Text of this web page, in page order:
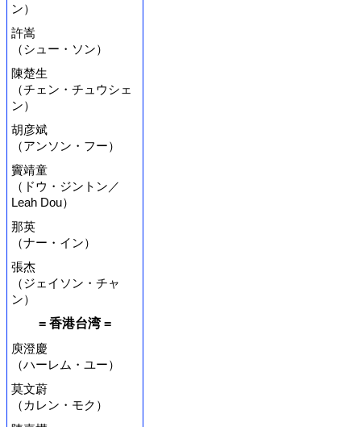
ン）
許嵩
（シュー・ソン）
陳楚生
（チェン・チュウシェ
ン）
胡彦斌
（アンソン・フー）
竇靖童
（ドウ・ジントン／
Leah Dou）
那英
（ナー・イン）
張杰
（ジェイソン・チャ
ン）
= 香港台湾 =
庾澄慶
（ハーレム・ユー）
莫文蔚
（カレン・モク）